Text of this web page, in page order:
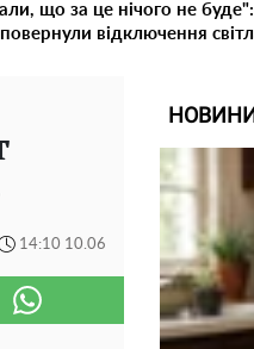
що за це нічого не
відключення
14:10 10.06